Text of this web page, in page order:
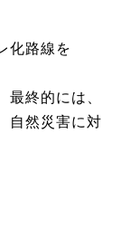
化路線を
最終的には、
自然災害に対